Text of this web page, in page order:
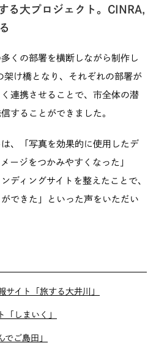
る大プロジェクト。CINRA,
くの部署を横断しながら制作し
架け橋となり、それぞれの部署が
連携させることで、市全体の潜
することができました。
、「写真を効果的に使用したデ
ージをつかみやすくなった」
ディングサイトを整えたことで、
できた」といった声をいただい
サイト「旅する大井川」
「しまいく」
でご島田」